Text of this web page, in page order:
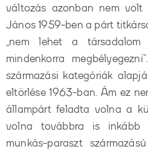
változás azonban nem
János 1959-ben a párt
„nem lehet a
mindenkorra
származási kategóriák
eltörlése 1963-ban. Ám ez
állampárt feladta volna a
volna továbbra is inkább
munkás-paraszt